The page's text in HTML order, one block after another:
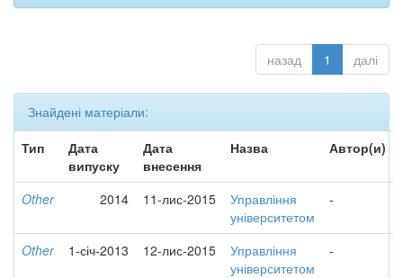
назад 1 далі
Знайдені матеріали:
Тип
Дата
випуску
Дата
внесення
Назва Автор(и)
Other 2014 11-лис-2015
Управління
університетом
-
Other 1-січ-2013 12-лис-2015
Управління
університетом
-